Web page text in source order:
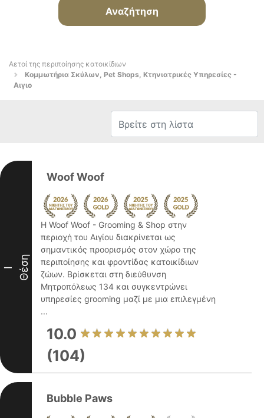
Αναζήτηση
Αετοί της περιποίησης κατοικίδιων
Κομμωτήρια Σκύλων, Pet Shops, Κτηνιατρικές Υπηρεσίες -
Αιγιο
I Θέση
Woof Woof
Η Woof Woof - Grooming & Shop στην
περιοχή του Αιγίου διακρίνεται ως
σημαντικός προορισμός στον χώρο της
περιποίησης και φροντίδας κατοικίδιων
ζώων. Βρίσκεται στη διεύθυνση
Μητροπόλεως 134 και συγκεντρώνει
υπηρεσίες grooming μαζί με μια επιλεγμένη
...
10.0
(104)
Bubble Paws